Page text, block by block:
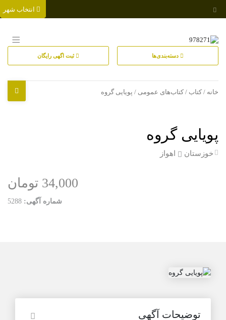
دسته‌بندی‌ها ثبت اگهی رایگان
خانه / کتاب / کتاب‌های عمومی / پویایی گروه
پویایی گروه
خوزستان اهواز
34,000 تومان
شماره آگهی: 5288
توضیحات آگهی